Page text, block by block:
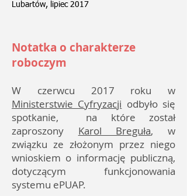
Lubartów, lipiec 2017
Notatka o charakterze
roboczym
W czerwcu 2017 roku w
Ministerstwie Cyfryzacji odbyło się
spotkanie, na które został
zaproszony Karol Breguła, w
związku ze złożonym przez niego
wnioskiem o informację publiczną,
dotyczącym funkcjonowania
systemu ePUAP.